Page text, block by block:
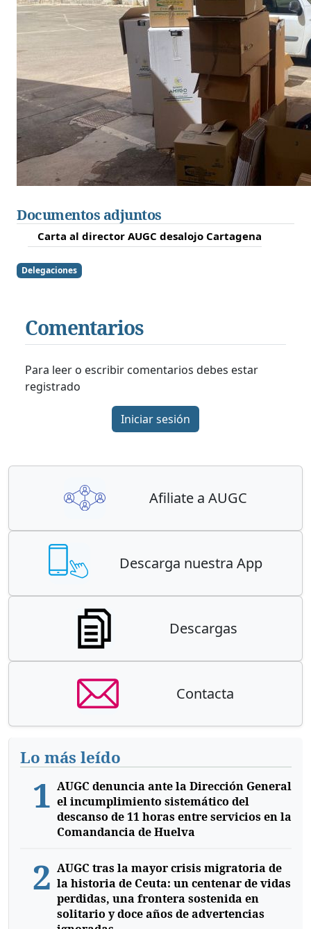
Documentos adjuntos
Carta al director AUGC desalojo Cartagena
Delegaciones
Comentarios
Para leer o escribir comentarios debes estar
registrado
Iniciar sesión
Afiliate a AUGC
Descarga nuestra App
Descargas
Contacta
Lo más leído
1 AUGC denuncia ante la Dirección General
el incumplimiento sistemático del
descanso de 11 horas entre servicios en la
Comandancia de Huelva
2 AUGC tras la mayor crisis migratoria de
la historia de Ceuta: un centenar de vidas
perdidas, una frontera sostenida en
solitario y doce años de advertencias